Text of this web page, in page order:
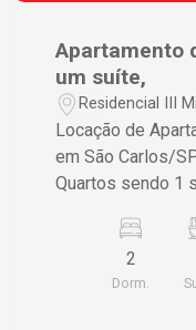
Apartamento
um suíte,
Residencial III
Locação de
em São Carlos/SP. O apartamento
Quartos sendo 1 suíte
Se estiver
mais informações.
2
Dorm.